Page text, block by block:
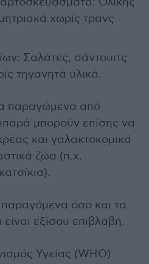
χωρίς τρανς
Σαλάτες, σάντουιτς
τηγανητά υλικά.
παραγώμενα από
μπορούν επίσης να
και γαλακτοκομικά
ζώα (π.χ.
παραγόμενα όσο και τα
εξίσου επιβλαβή.
Υγείας (WHO)